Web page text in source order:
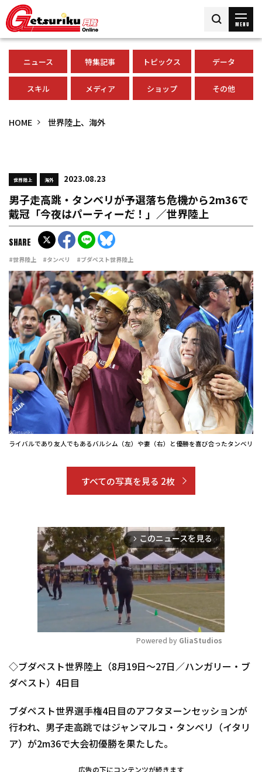
MENU
ニュース 特集記事 トピックス データ
スキル メディア ショップ その他
HOME 世界陸上、海外
世界陸上 海外 2023.08.23
男子走高跳・タンベリが予選落ち危機から2m36で
戴冠「今夜はパーティーだ！」／世界陸上
#世界陸上 #タンベリ #ブダペスト世界陸上
SHARE
ライバルであり友人でもあるバルシム（左）や妻（右）と優勝を喜び合ったタンベリ
すべての写真を見る 2枚
arrow_forward_ios このニュースを見る
Mute
Powered by GliaStudios
◇ブダペスト世界陸上（8月19日～27日／ハンガリー・ブ
ダペスト）4日目
ブダペスト世界選手権4日目のアフタヌーンセッションが
行われ、男子走高跳ではジャンマルコ・タンベリ（イタリ
ア）が2m36で大会初優勝を果たした。
広告の下にコンテンツが続きます